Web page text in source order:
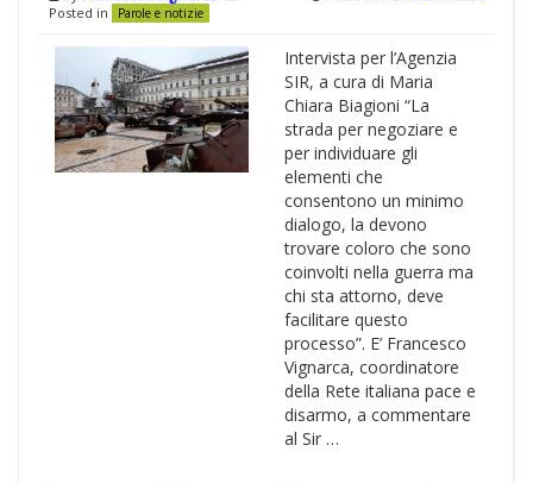
Posted in
Parole e notizie
Intervista per l’Agenzia
SIR, a cura di Maria
Chiara Biagioni “La
strada per negoziare e
per individuare gli
elementi che
consentono un minimo
dialogo, la devono
trovare coloro che sono
coinvolti nella guerra ma
chi sta attorno, deve
facilitare questo
processo”. E’ Francesco
Vignarca, coordinatore
della Rete italiana pace e
disarmo, a commentare
al Sir …